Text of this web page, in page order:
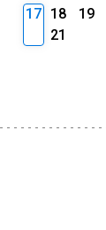
17 18 19
21